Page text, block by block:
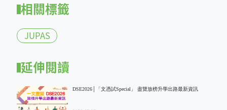
相關標籤
JUPAS
延伸閱讀
DSE2026│「文憑試Special」 盡覽放榜升學出路最新資訊